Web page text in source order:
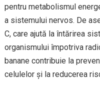
pentru metabolismul
a sistemului nervos. De
C, care ajută la întărirea
organismului împotriva
banane contribuie la
celulelor și la reducerea